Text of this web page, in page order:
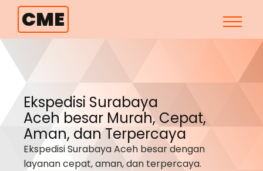
CME
Ekspedisi Surabaya
Aceh besar Murah, Cepat,
Aman, dan Terpercaya
Ekspedisi SurabayaAceh besardengan
layanan cepat, aman, dan terpercaya.